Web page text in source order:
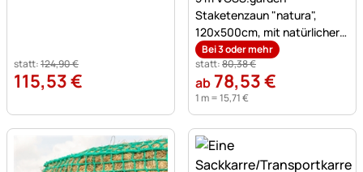
statt:124,90€
115,53€
Staketenzaun "natura",
120x500cm, mit natürlicher
Rinde,3-4cm
Bei 3 oder mehr
statt:80,38€
ab78,53€
1 m =15,71€